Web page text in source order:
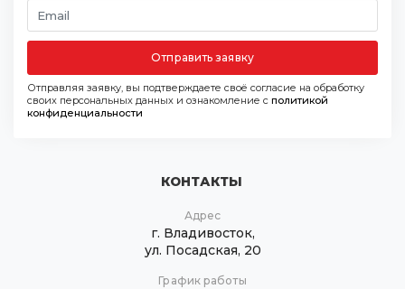
Отправить заявку
Отправляя заявку, вы подтверждаете своё согласие на обработку
своих персональных данных и ознакомление с политикой
конфиденциальности
КОНТАКТЫ
Адрес
г. Владивосток,
ул. Посадская, 20
График работы